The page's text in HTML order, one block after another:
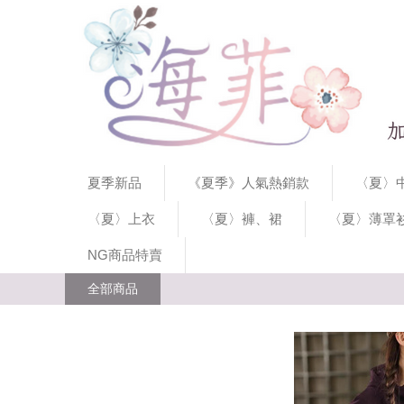
夏季新品 《夏季》人氣熱銷款 〈夏
〈夏〉上衣 〈夏〉褲、裙 〈夏〉薄罩
NG商品特賣
全部商品